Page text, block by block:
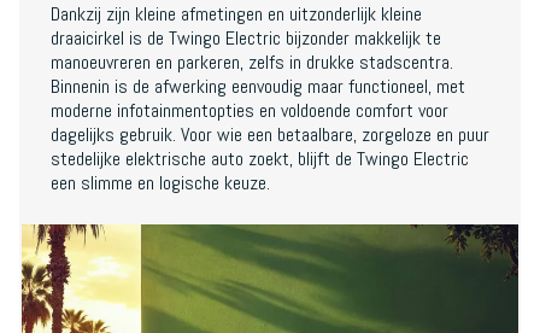
Dankzij zijn kleine afmetingen en uitzonderlijk kleine
draaicirkel is de Twingo Electric bijzonder makkelijk te
manoeuvreren en parkeren, zelfs in drukke stadscentra.
Binnenin is de afwerking eenvoudig maar functioneel, met
moderne infotainmentopties en voldoende comfort voor
dagelijks gebruik. Voor wie een betaalbare, zorgeloze en puur
stedelijke elektrische auto zoekt, blijft de Twingo Electric
een slimme en logische keuze.